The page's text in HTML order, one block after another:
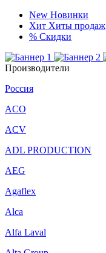
New Новинки
Хит Хиты продаж
% Скидки
Производители
Россия
ACO
ACV
ADL PRODUCTION
AEG
Agaflex
Alca
Alfa Laval